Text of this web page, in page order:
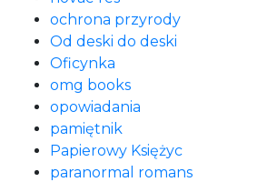
ochrona przyrody
Od deski do deski
Oficynka
omg books
opowiadania
pamiętnik
Papierowy Księżyc
paranormal romans